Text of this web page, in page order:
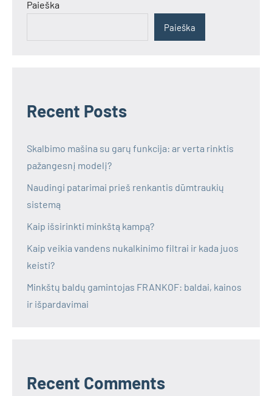
Paieška
Paieška
Recent Posts
Skalbimo mašina su garų funkcija: ar verta rinktis
pažangesnį modelį?
Naudingi patarimai prieš renkantis dūmtraukių
sistemą
Kaip išsirinkti minkštą kampą?
Kaip veikia vandens nukalkinimo filtrai ir kada juos
keisti?
Minkštų baldų gamintojas FRANKOF: baldai, kainos
ir išpardavimai
Recent Comments